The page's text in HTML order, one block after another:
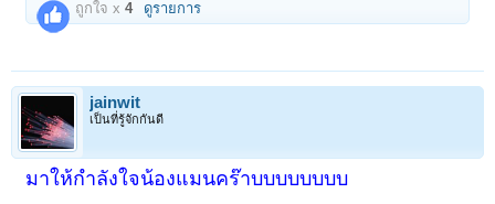
ถูกใจ x4 ดูรายการ
jainwit
เป็นที่รู้จักกันดี
มาให้กำลังใจน้องแมนคร๊าบบบบบบบบ